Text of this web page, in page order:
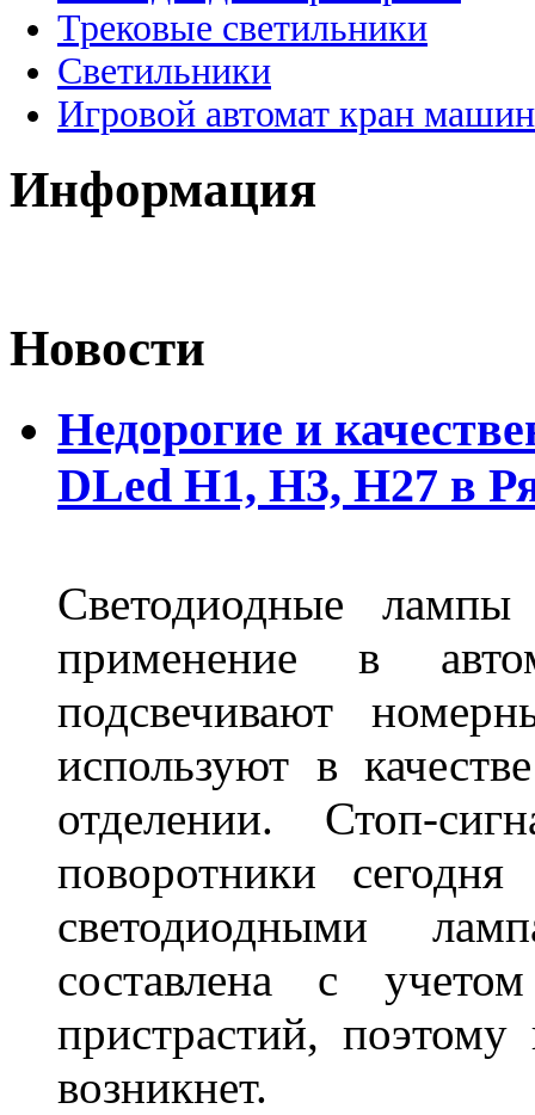
Трековые светильники
Светильники
Игровой автомат кран
Информация
Новости
Недорогие и
DLed Н1, Н3, Н27 в
Светодиодные
применение в
подсвечивают
используют в
отделении. Стоп-
поворотники
светодиодными
составлена с
пристрастий,
возникнет.